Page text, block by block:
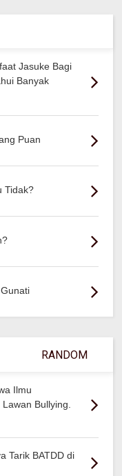
Jasuke Bagi
Banyak
Puan
Tidak?
RANDOM
Ilmu
Bullying.
Tarik BATDD di